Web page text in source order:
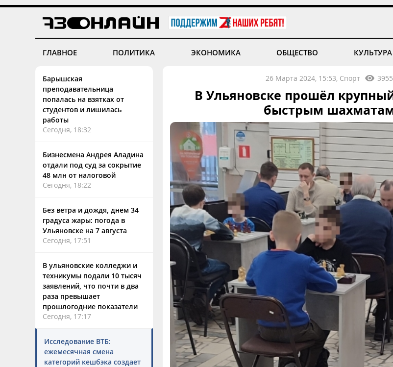
ГЛАВНОЕ ПОЛИТИКА ЭКОНОМИКА ОБЩЕСТВО КУЛЬТУРА
Барышская
преподавательница
попалась на взятках от
студентов и лишилась
работы
Сегодня, 18:32
Бизнесмена Андрея Аладина
отдали под суд за сокрытие
48 млн от налоговой
Сегодня, 18:22
Без ветра и дождя, днем 34
градуса жары: погода в
Ульяновске на 7 августа
Сегодня, 17:51
В ульяновские колледжи и
техникумы подали 10 тысяч
заявлений, что почти в два
раза превышает
прошлогодние показатели
Сегодня, 17:17
Исследование ВТБ:
ежемесячная смена
категорий кешбэка создает
26 Марта 2024, 15:53, Спорт 3955
В Ульяновске прошёл
быстрым